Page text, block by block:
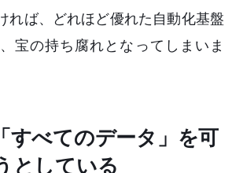
れば、どれほど優れた自動化基盤
宝の持ち腐れとなってしまいま
すべてのデータ」を可
としている